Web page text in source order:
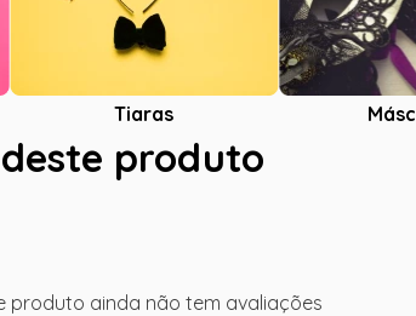
Tiaras
produto
produto ainda não tem avaliações